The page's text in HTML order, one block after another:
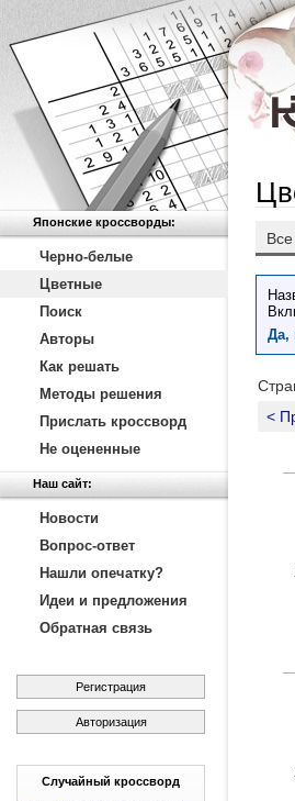
Японские кроссворды:
Черно-белые
Цветные
Поиск
Авторы
Как решать
Методы решения
Прислать кроссворд
Не оцененные
Наш сайт:
Новости
Вопрос-ответ
Нашли опечатку?
Идеи и предложения
Обратная связь
Регистрация
Авторизация
Случайный кроссворд
Да,
<